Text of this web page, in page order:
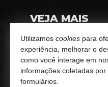
VEJA MAIS
Consultoria
trabalhe conosco
Indicadores
Utilizamos cookies para
experiência, melhorar o
como você interage em
informações coletadas por
formulários.